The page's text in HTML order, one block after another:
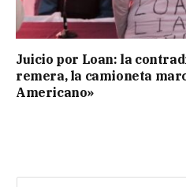
Juicio por Loan: la
remera, la camioneta
Americano»